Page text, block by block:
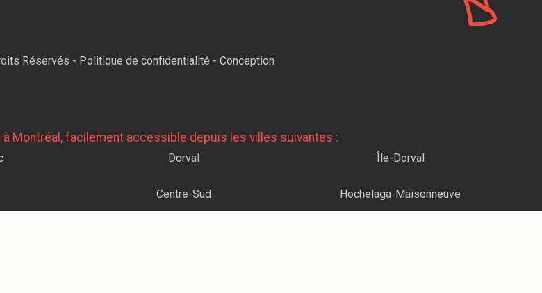
Réservés - Politique de confidentialité - Conception
à Montréal, facilement accessible depuis les villes suivantes :
Dorval Île-Dorval
Centre-Sud Hochelaga-Maisonneuve